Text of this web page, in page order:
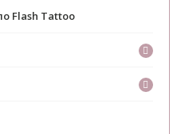
Flash Tattoo